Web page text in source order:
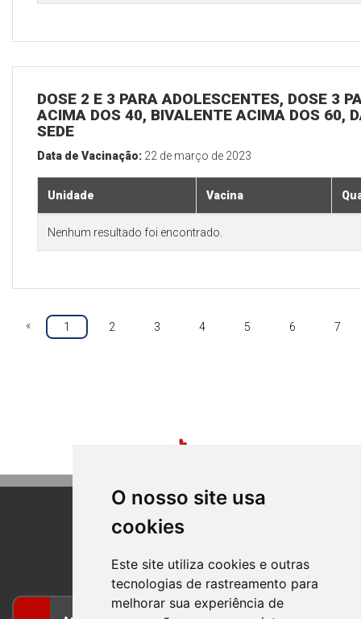
O nosso site usa
cookies
Este site utiliza cookies e outras
tecnologias de rastreamento para
melhorar sua experiência de
DOSE 2 E 3 PARA ADOLESCENTES, DOSE 3
ACIMA DOS 40, BIVALENTE ACIMA DOS 60,
SEDE
Data de Vacinação: 22 de março de 2023
Unidade Vacina
Nenhum resultado foi encontrado.
« 1 2 3 4 5 6 7
BOM PRINCIPIO
RIO GRANDE DO SUL